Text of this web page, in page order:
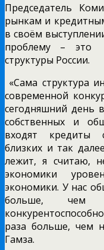
Председатель
рынкам и
в своём
проблему – это
структуры России.
«Сама структура
современной
сегодняшний день
собственных и
входят кредиты
близких и так
лежит, я считаю,
экономики
экономики. У нас
больше,
раза больше, чем
Гамза.